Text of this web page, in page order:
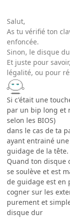
Salut,
As tu vérifié ton
enfoncée.
Sinon, le disque
Et juste pour
légalité, ou pour
Si c'était une
par un bip long et
selon les BIOS)
dans le cas de ta
ayant entrainé
guidage de la tête.
Quand ton disque
se soulève et est
de guidage est en
cogner sur les
purement et
disque dur